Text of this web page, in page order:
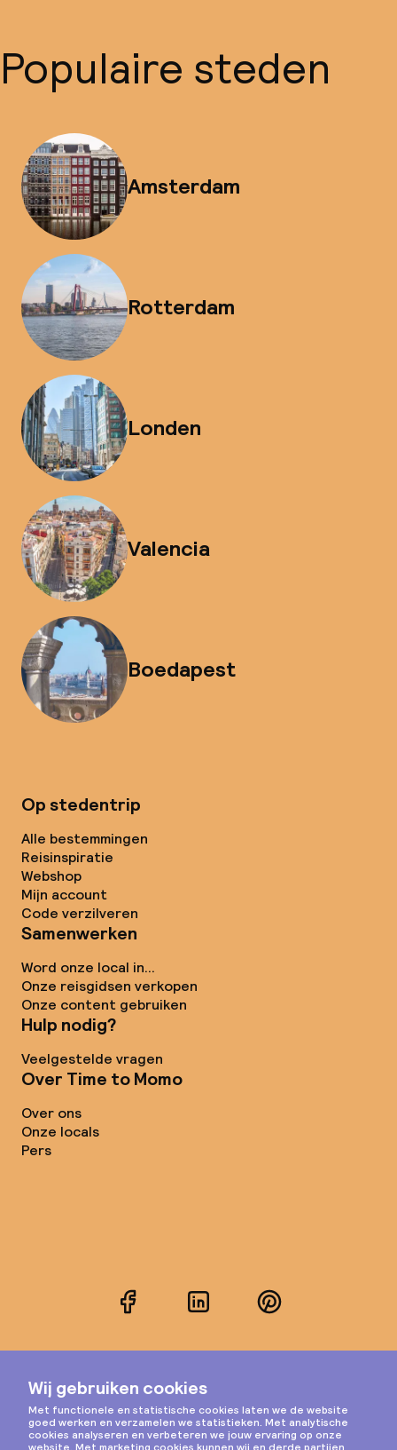
Populaire steden
Amsterdam
Rotterdam
Londen
Valencia
Boedapest
Op stedentrip
Alle bestemmingen
Reisinspiratie
Webshop
Mijn account
Code verzilveren
Samenwerken
Word onze local in...
Onze reisgidsen verkopen
Onze content gebruiken
Hulp nodig?
Veelgestelde vragen
Over Time to Momo
Over ons
Onze locals
Pers
FacebookLinkedInPinterest
Instagram